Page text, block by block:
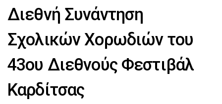
Διεθνή Συνάντηση
Σχολικών Χορωδιών του
43ου Διεθνούς Φεστιβάλ
Καρδίτσας